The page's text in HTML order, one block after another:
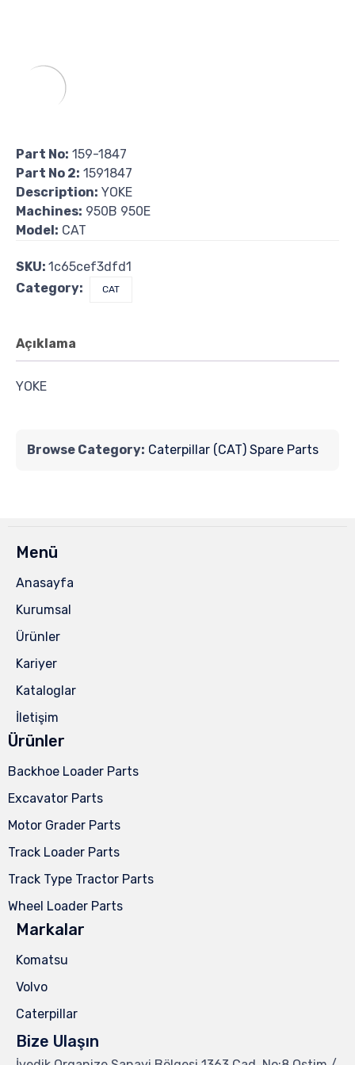
Part No: 159-1847
Part No 2: 1591847
Description: YOKE
Machines: 950B 950E
Model: CAT
SKU: 1c65cef3dfd1
Category:
CAT
Açıklama
YOKE
Browse Category: Caterpillar (CAT) Spare Parts
Menü
Anasayfa
Kurumsal
Ürünler
Kariyer
Kataloglar
İletişim
Ürünler
Backhoe Loader Parts
Excavator Parts
Motor Grader Parts
Track Loader Parts
Track Type Tractor Parts
Wheel Loader Parts
Markalar
Komatsu
Volvo
Caterpillar
Bize Ulaşın